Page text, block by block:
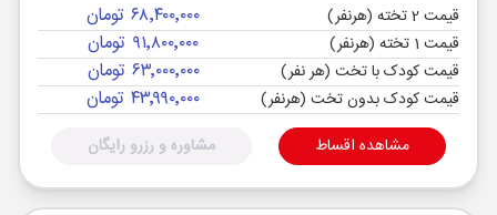
قیمت 2 تخته (هرنفر) ۶۸٬۴۰۰٬۰۰۰ تومان
قیمت 1 تخته (هرنفر) ۹۱٬۸۰۰٬۰۰۰ تومان
قیمت کودک با تخت (هر نفر) ۶۳٬۰۰۰٬۰۰۰ تومان
قیمت کودک بدون تخت (هرنفر) ۴۳٬۹۹۰٬۰۰۰ تومان
مشاهده اقساط مشاوره و رزرو رایگان